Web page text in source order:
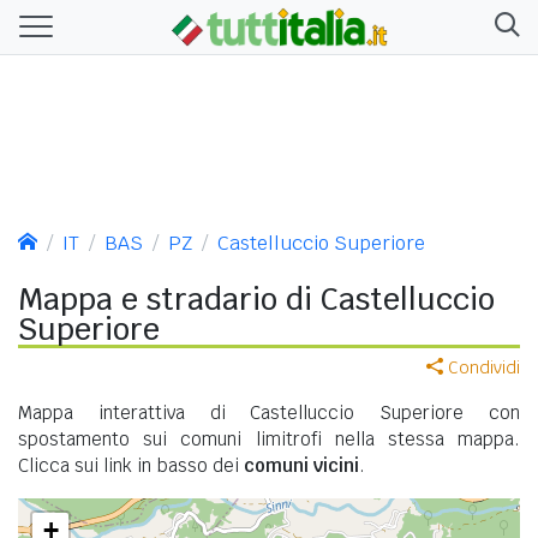
IT BAS PZ Castelluccio Superiore
Mappa e stradario di Castelluccio
Superiore
Condividi
Mappa interattiva di Castelluccio Superiore con
spostamento sui comuni limitrofi nella stessa mappa.
Clicca sui link in basso dei comuni vicini.
+